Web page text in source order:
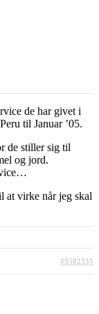
de har givet i
til Januar ’05.
de stiller sig til
og jord.
at virke når jeg skal
#3502335